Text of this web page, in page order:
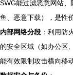
SWG能过滤恶意网站
鱼、恶意下载），是性
内部网络分段 ：利用防
的安全区域（如办公区
能有效限制攻击横向移